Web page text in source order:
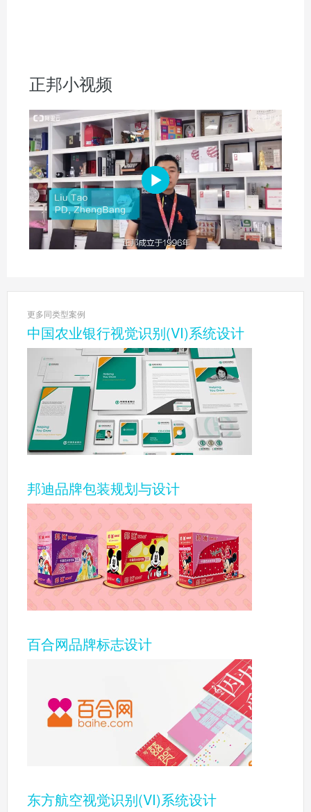
正邦小视频
更多同类型案例
中国农业银行视觉识别(VI)系统设计
邦迪品牌包装规划与设计
百合网品牌标志设计
东方航空视觉识别(VI)系统设计